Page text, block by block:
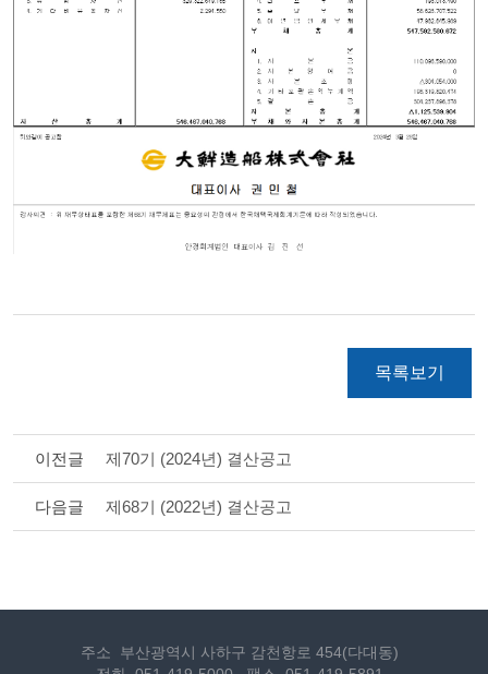
목록보기
이전글 제70기 (2024년) 결산공고
다음글 제68기 (2022년) 결산공고
주소
부산광역시 사하구 감천항로 454(다대동)